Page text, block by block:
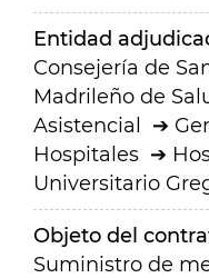
Entidad
Consejería de
Madrileño de
Asistencial
Hospitales
Universitario
Objeto del
Suministro de